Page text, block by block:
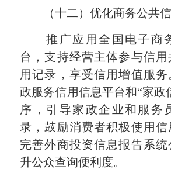
（十二）优化商务公共信
推广应用全国电子商
台，支持经营主体参与信
用记录，享受信用增值服
政服务信用信息平台和“家政
序，引导家政企业和服务
录，鼓励消费者积极使用信
完善外商投资信息报告系
升公众查询便利度。